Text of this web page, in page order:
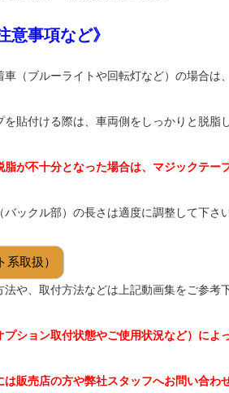
意事項など》
（ブルーライトや回転灯など）の場合は
貼付ける際は、車両側をしっかりと脱脂
が不十分となった場合は、マジックテー
ックル部）の長さは適度に調整して下さい
取扱）
や、取付方法などは上記動画集をご参考下
ション取付状態やご使用状況など）によ
販売店の方や弊社スタッフへお問い合わ